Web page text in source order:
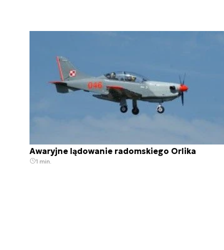
Awaryjne lądowanie radomskiego Orlika
1 min.